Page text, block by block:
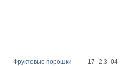
Фруктовые порошки 17_2.3_04